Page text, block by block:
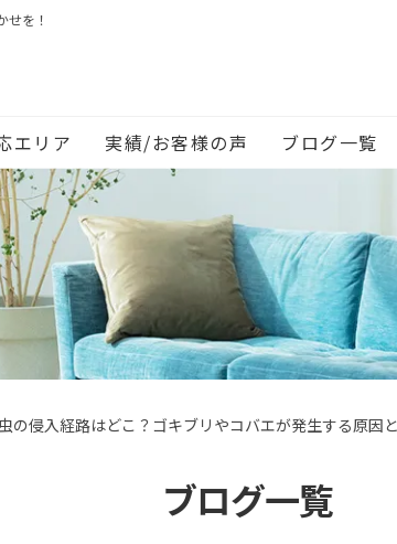
せを！
エリア 実績/お客様の声 ブログ一覧
の侵入経路はどこ？ゴキブリやコバエが発生する原因
ブログ一覧